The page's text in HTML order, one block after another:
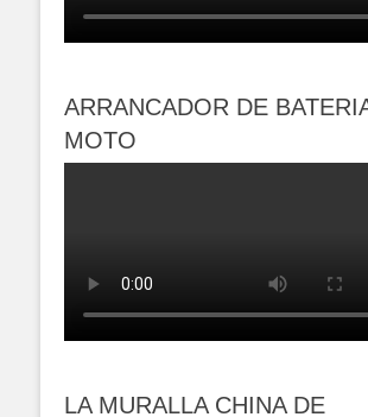
ARRANCADOR DE
MOTO
LA MURALLA CHINA DE